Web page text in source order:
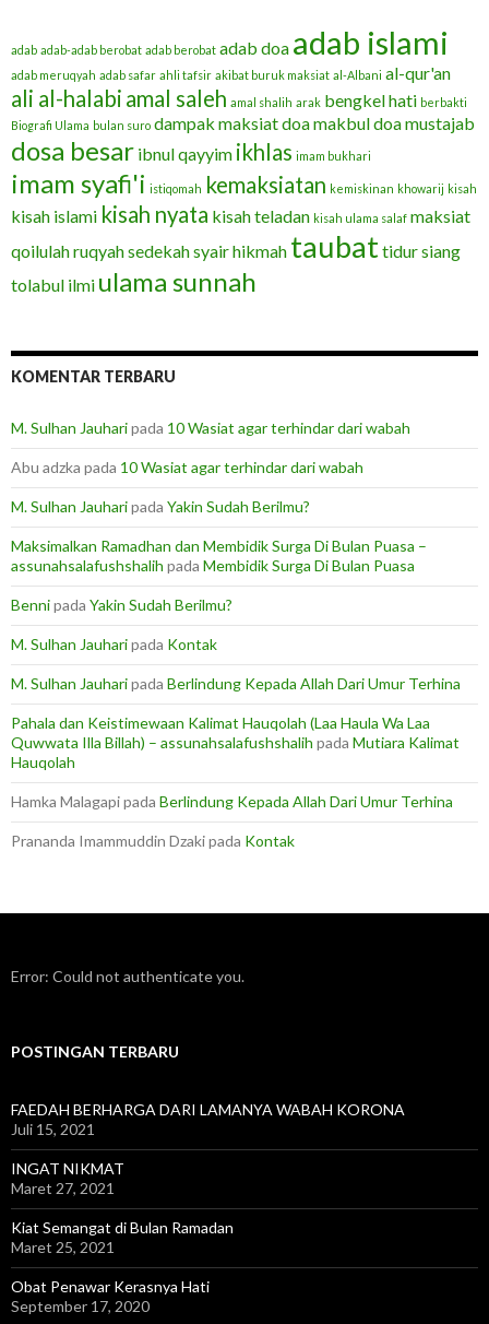
adab adab-adab berobat adab berobat adab doa adab islami
adab meruqyah adab safar ahli tafsir akibat buruk maksiat al-Albani al-qur'an
ali al-halabi amal saleh amal shalih arak bengkel hati berbakti
Biografi Ulama bulan suro dampak maksiatdoa makbuldoa mustajab
dosa besar ibnul qayyim ikhlas imam bukhari
imam syafi'i istiqomah kemaksiatan kemiskinan khowarij kisah
kisah islami kisah nyata kisah teladan kisah ulama salaf maksiat
qoilulahruqyahsedekahsyair hikmah taubattidur siang
tolabul ilmi ulama sunnah
KOMENTAR TERBARU
M. Sulhan Jauharipada 10 Wasiat agar terhindar dari wabah
Abu adzka pada 10 Wasiat agar terhindar dari wabah
M. Sulhan Jauharipada Yakin Sudah Berilmu?
Maksimalkan Ramadhan dan Membidik Surga Di Bulan Puasa –
assunahsalafushshalih pada Membidik Surga Di Bulan Puasa
Bennipada Yakin Sudah Berilmu?
M. Sulhan Jauharipada Kontak
M. Sulhan Jauharipada Berlindung Kepada Allah Dari Umur Terhina
Pahala dan Keistimewaan Kalimat Hauqolah (Laa Haula Wa Laa
Quwwata Illa Billah) – assunahsalafushshalih pada Mutiara Kalimat
Hauqolah
Hamka Malagapipada Berlindung Kepada Allah Dari Umur Terhina
Prananda Imammuddin Dzakipada Kontak
Error: Could not authenticate you.
POSTINGAN TERBARU
FAEDAH BERHARGA DARI LAMANYA WABAH KORONA
Juli 15, 2021
INGAT NIKMAT
Maret 27, 2021
Kiat Semangat di Bulan Ramadan
Maret 25, 2021
Obat Penawar Kerasnya Hati
September 17, 2020